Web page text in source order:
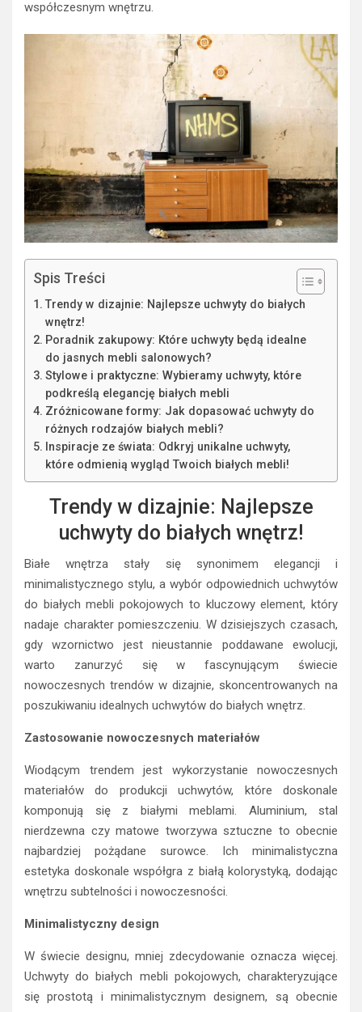
współczesnym wnętrzu.
Spis Treści
Trendy w dizajnie: Najlepsze uchwyty do białych
wnętrz!
Poradnik zakupowy: Które uchwyty będą idealne
do jasnych mebli salonowych?
Stylowe i praktyczne: Wybieramy uchwyty, które
podkreślą elegancję białych mebli
Zróżnicowane formy: Jak dopasować uchwyty do
różnych rodzajów białych mebli?
Inspiracje ze świata: Odkryj unikalne uchwyty,
które odmienią wygląd Twoich białych mebli!
Trendy w dizajnie: Najlepsze
uchwyty do białych wnętrz!
Białe wnętrza stały się synonimem elegancji i
minimalistycznego stylu, a wybór odpowiednich uchwytów
do białych mebli pokojowych to kluczowy element, który
nadaje charakter pomieszczeniu. W dzisiejszych czasach,
gdy wzornictwo jest nieustannie poddawane ewolucji,
warto zanurzyć się w fascynującym świecie
nowoczesnych trendów w dizajnie, skoncentrowanych na
poszukiwaniu idealnych uchwytów do białych wnętrz.
Zastosowanie nowoczesnych materiałów
Wiodącym trendem jest wykorzystanie nowoczesnych
materiałów do produkcji uchwytów, które doskonale
komponują się z białymi meblami. Aluminium, stal
nierdzewna czy matowe tworzywa sztuczne to obecnie
najbardziej pożądane surowce. Ich minimalistyczna
estetyka doskonale współgra z białą kolorystyką, dodając
wnętrzu subtelności i nowoczesności.
Minimalistyczny design
W świecie designu, mniej zdecydowanie oznacza więcej.
Uchwyty do białych mebli pokojowych, charakteryzujące
się prostotą i minimalistycznym designem, są obecnie